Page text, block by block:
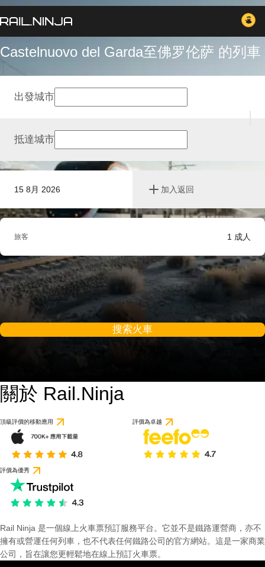
Castelnuovo del Garda至佛罗伦萨 的列車
15 8月 2026 加入返回
出發城市
抵達城市
旅客 1 成人
搜索火車
關於 Rail.Ninja
頂級評價的移動應用 評價為卓越
評價為優秀
Rail Ninja 是一個線上火車票預訂服務平台。它並不是鐵路運營商，亦不
擁有或營運任何列車，也不代表任何鐵路公司的官方網站。這是一家商業
公司，旨在讓您更輕鬆地在線上預訂火車票。